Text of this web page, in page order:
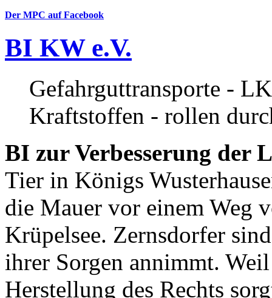
Der MPC auf Facebook
BI KW e.V.
Gefahrguttransporte -
Kraftstoffen - rollen
BI zur Verbesserung der
Tier in Königs
die Mauer vor einem Weg
Krüpelsee. Zernsdorfer
ihrer Sorgen annimmt.
Herstellung des Rechts